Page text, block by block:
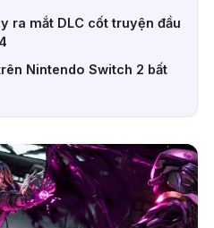
ra mắt DLC cốt truyện đầu
Nintendo Switch 2 bất